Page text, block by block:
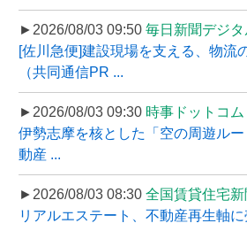
►2026/08/03 09:50 毎日新聞デジタ
[佐川急便]建設現場を支える、物流
（共同通信PR ...
►2026/08/03 09:30 時事ドットコム
伊勢志摩を核とした「空の周遊ル
動産 ...
►2026/08/03 08:30 全国賃貸住宅新
リアルエステート、不動産再生軸